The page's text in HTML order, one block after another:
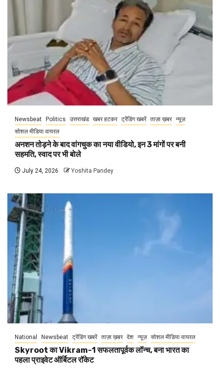
Newsbeat Politics उत्तराखंड खबर हटकर ट्रेंडिंग खबरें ताज़ा ख़बर न्यूज़
सोशल मीडिया वायरल
अनशन तोड़ने के बाद वांगचुक का नया वीडियो, इन 3 मांगों पर बनी
सहमति, स्वाद पर भी बोले
July 24, 2026 Yoshita Pandey
National Newsbeat ट्रेंडिंग खबरें ताज़ा ख़बर देश न्यूज़ सोशल मीडिया वायरल
Skyroot का Vikram-1 सफलतापूर्वक लॉन्च, बना भारत का
पहला प्राइवेट ऑर्बिटल रॉकेट